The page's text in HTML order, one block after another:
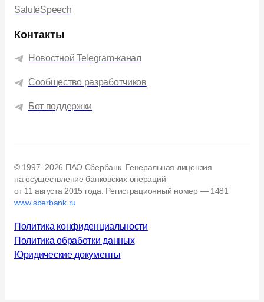
SaluteSpeech
Контакты
Новостной Telegram-канал
Сообщество разработчиков
Бот поддержки
© 1997–2026 ПАО Сбербанк. Генеральная лицензия
на осуществление банковских операций
от 11 августа 2015 года. Регистрационный номер — 1481
www.sberbank.ru
Политика конфиденциальности
Политика обработки данных
Юридические документы